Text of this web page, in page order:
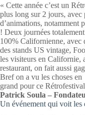
« Cette année c’est un
plus long sur 2 jours, avec
d’animations, notamment
! Deux journées
100% Californienne, avec
des stands US vintage,
les visiteurs en Californie,
restaurant, on fait aussi
Bref on a vu les choses en
grand pour ce
Patrick Soula –
Un événement qui voit les